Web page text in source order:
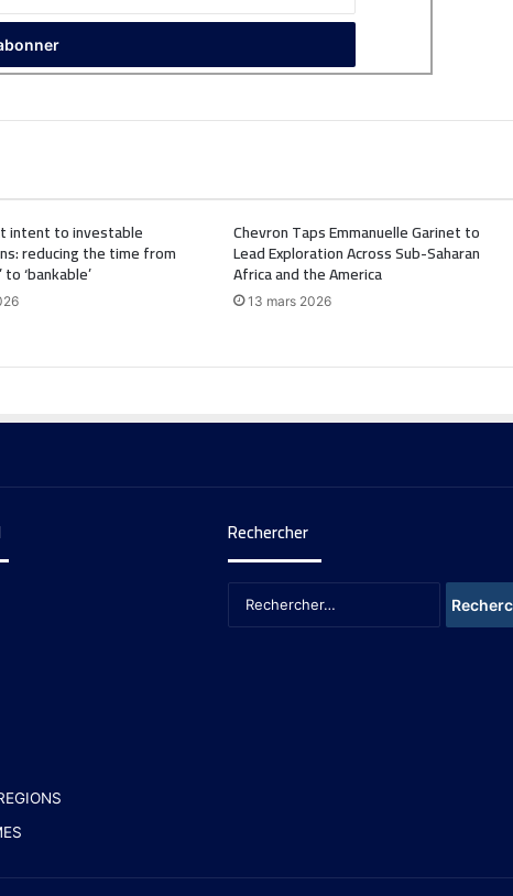
intent to investable
reducing the time from
‘bankable’
Chevron Taps Emmanuelle Garinet to
Lead Exploration Across Sub-Saharan
Africa and the America
13 mars 2026
Rechercher